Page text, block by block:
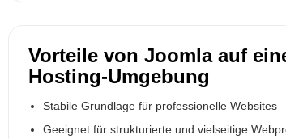
Vorteile von Joomla auf
Hosting-Umgebung
Stabile Grundlage für professionelle Websites
Geeignet für strukturierte und vielseitige